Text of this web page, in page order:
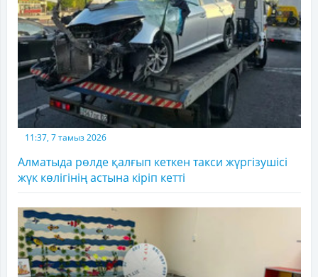
11:37, 7 тамыз 2026
Алматыда рөлде қалғып кеткен такси жүргізушісі
жүк көлігінің астына кіріп кетті